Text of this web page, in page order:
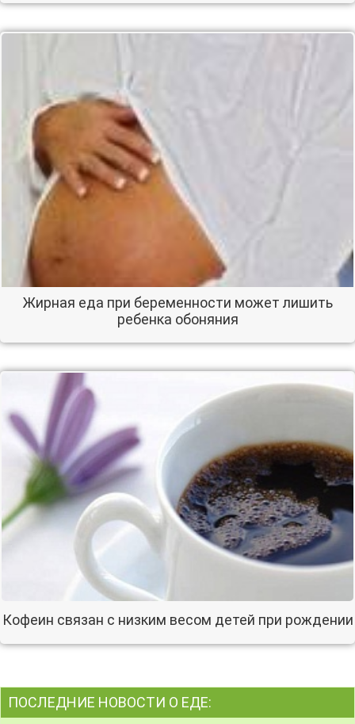
Жирная еда при беременности может лишить
ребенка обоняния
Кофеин связан с низким весом детей при рождении
ПОСЛЕДНИЕ НОВОСТИ О ЕДЕ: